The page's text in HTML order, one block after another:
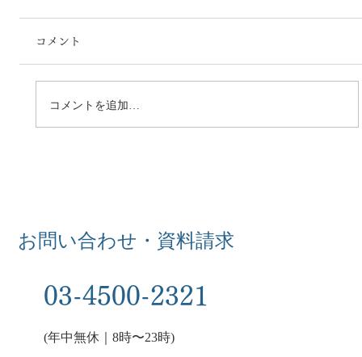
コメント
コメントを追加…
お問い合わせ・資料請求
03-4500-2321
(年中無休｜8時〜23時)